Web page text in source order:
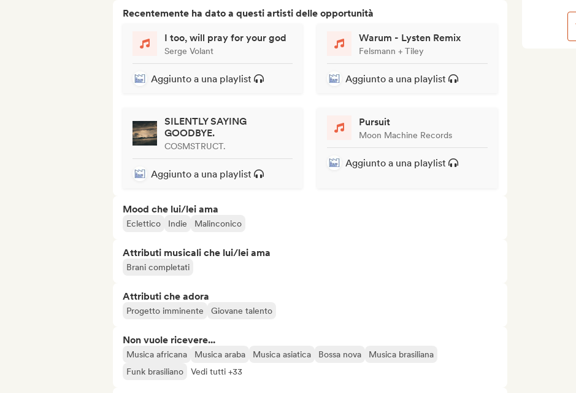
Recentemente ha dato a questi artisti delle opportunità
I too, will pray for your god
Serge Volant
Aggiunto a una playlist
Warum - Lysten Remix
Felsmann + Tiley
Aggiunto a una playlist
SILENTLY SAYING
GOODBYE.
COSMSTRUCT.
Aggiunto a una playlist
Pursuit
Moon Machine Records
Aggiunto a una playlist
Mood che lui/lei ama
Eclettico Indie Malinconico
Attributi musicali che lui/lei ama
Brani completati
Attributi che adora
Progetto imminente Giovane talento
Non vuole ricevere...
Musica africana Musica araba Musica asiatica Bossa nova
Musica brasiliana
Funk brasiliano
Vedi tutti +33